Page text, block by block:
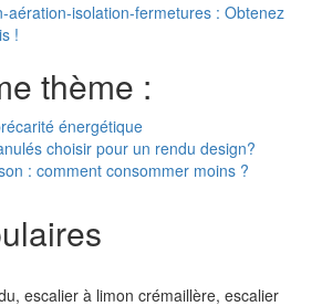
aération-isolation-fermetures : Obtenez
!
thème :
énergétique
choisir pour un rendu design?
: comment consommer moins ?
escalier à limon crémaillère, escalier